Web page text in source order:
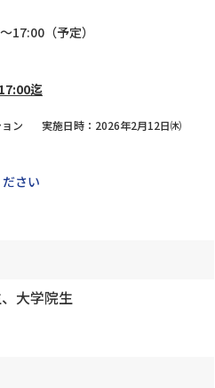
17:00（予定）
迄
ョン 実施日時：2026年2月12日㈭
さい
大学院生